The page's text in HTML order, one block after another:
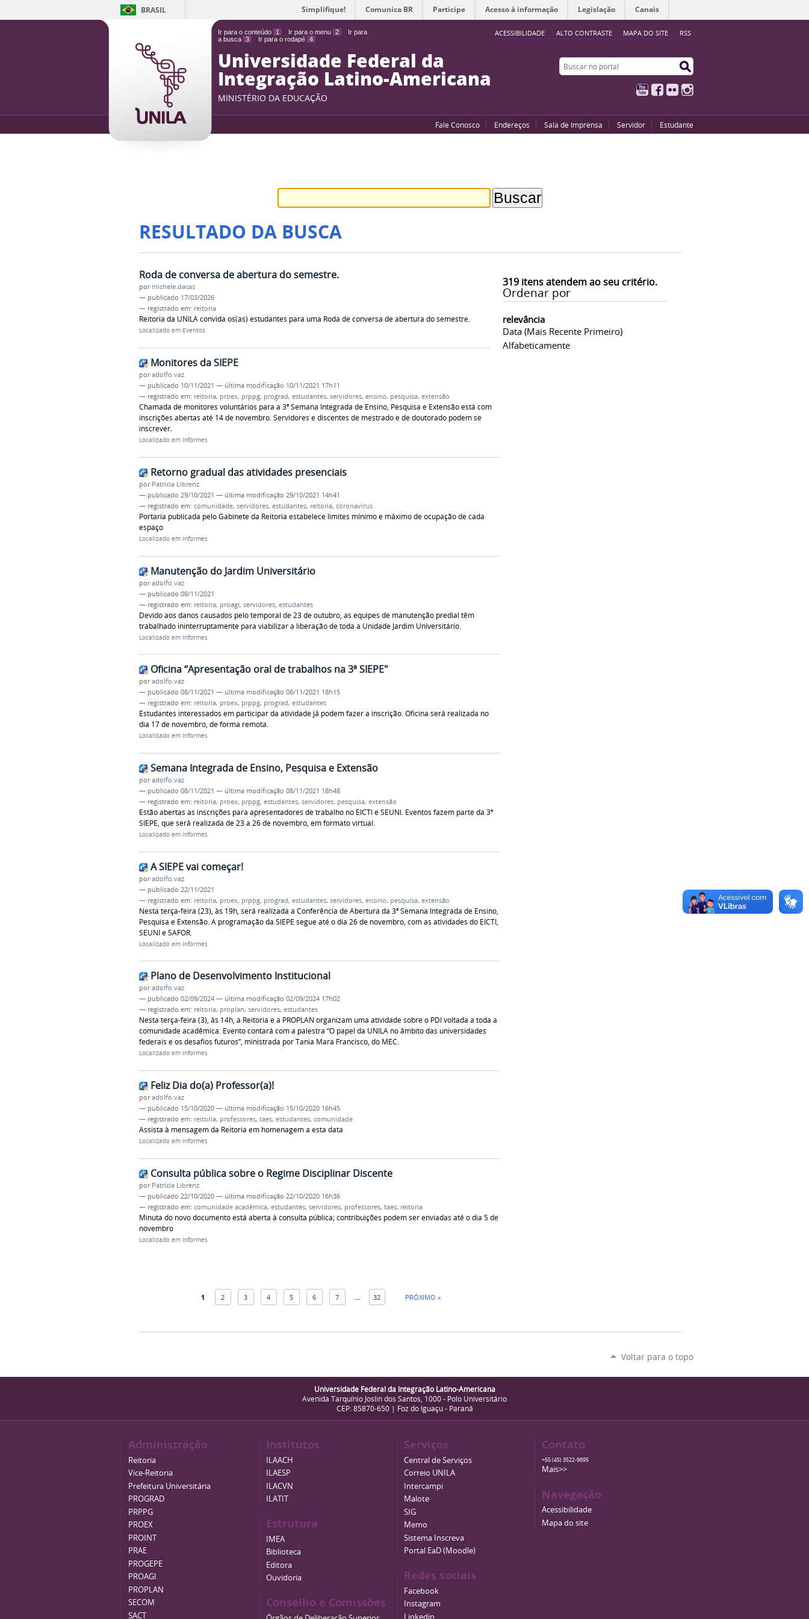
Ir para o conteúdo 1 Ir para o menu 2
Ir para
a busca 3 Ir para o rodapé 4
ACESSIBILIDADE ALTO CONTRASTE MAPA DO SITE RSS
BRASIL Simplifique! Comunica BR Participe Acesso à informação Legislação Canais
Universidade Federal da
Integração Latino-Americana
MINISTÉRIO DA EDUCAÇÃO
Buscar no portal
YouTubeFacebook
Flickr
Fale Conosco Endereços Sala de Imprensa Servidor Estudante
RESULTADO DA BUSCA
319itens atendem ao seu critério.
Ordenar por
relevância
Data (mais Recente Primeiro)
Alfabeticamente
Roda de conversa de abertura do semestre.
por michele.dacas
— publicado 17/03/2026
— registrado em: reitoria
Reitoria da UNILA convida os(as) estudantes para uma Roda de conversa de abertura do semestre.
Localizado em Eventos
Monitores da SIEPE
poradolfo.vaz
— publicado 10/11/2021 — última modificação 10/11/2021 17h11
— registrado em: reitoria, proex, prppg, prograd, estudantes, servidores, ensino, pesquisa, extensão
Chamada de monitores voluntários para a 3ª Semana Integrada de Ensino, Pesquisa e Extensão está com
inscrições abertas até 14 de novembro. Servidores e discentes de mestrado e de doutorado podem se
inscrever.
Localizado em Informes
Retorno gradual das atividades presenciais
por Patrícia Librenz
— publicado 29/10/2021 — última modificação 29/10/2021 14h41
— registrado em: comunidade, servidores, estudantes, reitoria, coronavírus
Portaria publicada pelo Gabinete da Reitoria estabelece limites mínimo e máximo de ocupação de cada
espaço
Localizado em Informes
Manutenção do Jardim Universitário
poradolfo.vaz
— publicado 08/11/2021
— registrado em: reitoria, proagi, servidores, estudantes
Devido aos danos causados pelo temporal de 23 de outubro, as equipes de manutenção predial têm
trabalhado ininterruptamente para viabilizar a liberação de toda a Unidade Jardim Universitário.
Localizado em Informes
Oficina “Apresentação oral de trabalhos na 3ª SIEPE"
poradolfo.vaz
— publicado 08/11/2021 — última modificação 08/11/2021 18h15
— registrado em: reitoria, proex, prppg, prograd, estudantes
Estudantes interessados em participar da atividade já podem fazer a inscrição. Oficina será realizada no
dia 17 de novembro, de forma remota.
Localizado em Informes
Semana Integrada de Ensino, Pesquisa e Extensão
poradolfo.vaz
— publicado 08/11/2021 — última modificação 08/11/2021 18h48
— registrado em: reitoria, proex, prppg, estudantes, servidores, pesquisa, extensão
Estão abertas as inscrições para apresentadores de trabalho no EICTI e SEUNI. Eventos fazem parte da 3ª
SIEPE, que será realizada de 23 a 26 de novembro, em formato virtual.
Localizado em Informes
A SIEPE vai começar!
poradolfo.vaz
— publicado 22/11/2021
— registrado em: reitoria, proex, prppg, prograd, estudantes, servidores, ensino, pesquisa, extensão
Nesta terça-feira (23), às 19h, será realizada a Conferência de Abertura da 3ª Semana Integrada de Ensino,
Pesquisa e Extensão. A programação da SIEPE segue até o dia 26 de novembro, com as atividades do EICTI,
SEUNI e SAFOR.
Localizado em Informes
Plano de Desenvolvimento Institucional
poradolfo.vaz
— publicado 02/09/2024 — última modificação 02/09/2024 17h02
— registrado em: reitoria, proplan, servidores, estudantes
Nesta terça-feira (3), às 14h, a Reitoria e a PROPLAN organizam uma atividade sobre o PDI voltada a toda a
comunidade acadêmica. Evento contará com a palestra “O papel da UNILA no âmbito das universidades
federais e os desafios futuros”, ministrada por Tania Mara Francisco, do MEC.
Localizado em Informes
Feliz Dia do(a) Professor(a)!
poradolfo.vaz
— publicado 15/10/2020 — última modificação 15/10/2020 16h45
— registrado em: reitoria, professores, taes, estudantes, comunidade
Assista à mensagem da Reitoria em homenagem a esta data
Localizado em Informes
Consulta pública sobre o Regime Disciplinar Discente
por Patrícia Librenz
— publicado 22/10/2020 — última modificação 22/10/2020 16h36
— registrado em: comunidade acadêmica, estudantes, servidores, professores, taes, reitoria
Minuta do novo documento está aberta à consulta pública; contribuições podem ser enviadas até o dia 5 de
novembro
Localizado em Informes
1 2 3 4 5 6 7 32 PRÓXIMO »
Voltar para o topo
Universidade Federal da Integração Latino-Americana
Avenida Tarquínio Joslin dos Santos, 1000 - Polo Universitário
CEP: 85870-650 | Foz do Iguaçu - Paraná
Administração
Reitoria
Vice-Reitoria
Prefeitura Universitária
PROGRAD
PRPPG
PROEX
PROINT
PRAE
PROGEPE
PROAGI
PROPLAN
SECOM
SACT
Institutos
ILAACH
ILAESP
ILACVN
ILATIT
Estrutura
IMEA
Biblioteca
Editora
Ouvidoria
Conselho e Comissões
Serviços
Central de Serviços
Correio UNILA
Intercampi
Malote
SIG
Memo
Sistema Inscreva
Portal EaD (Moodle)
Redes sociais
Facebook
Instagram
Linkedin
Contato
+55 (45) 3522-9695
Mais>>
Navegação
Acessibilidade
Mapa do site